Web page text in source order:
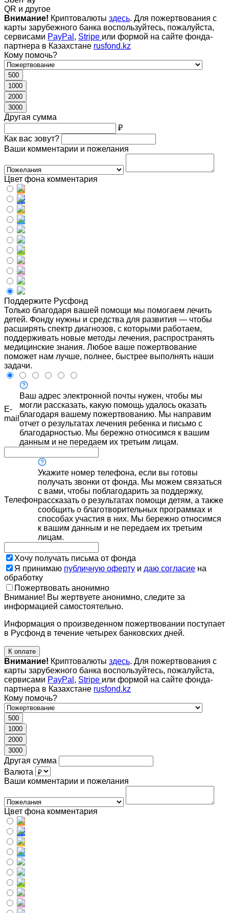
QR и другое
Внимание! Криптовалюты здесь. Для пожертвования с
карты зарубежного банка воспользуйтесь, пожалуйста,
сервисами PayPal , Stripe или формой на сайте фонда-
партнера в Казахстане rusfond.kz
Кому помочь?
500
1000
2000
3000
Другая сумма
₽
Как вас зовут?
Ваши комментарии и пожелания
Цвет фона комментария
Поддержите Русфонд
Только благодаря вашей помощи мы помогаем лечить
детей. Фонду нужны и средства для развития — чтобы
расширять спектр диагнозов, с которыми работаем,
поддерживать новые методы лечения, распространять
медицинские знания. Любое ваше пожертвование
поможет нам лучше, полнее, быстрее выполнять наши
задачи.
E-
mail
Ваш адрес электронной почты нужен, чтобы мы
могли рассказать, какую помощь удалось оказать
благодаря вашему пожертвованию. Мы направим
отчет о результатах лечения ребенка и письмо с
благодарностью. Мы бережно относимся к вашим
данным и не передаем их третьим лицам.
Телефон
Укажите номер телефона, если вы готовы
получать звонки от фонда. Мы можем связаться
с вами, чтобы поблагодарить за поддержку,
рассказать о результатах помощи детям, а также
сообщить о благотворительных программах и
способах участия в них. Мы бережно относимся
к вашим данным и не передаем их третьим
лицам.
Хочу получать письма от фонда
Я принимаю публичную оферту и даю согласие на
обработку
Пожертвовать анонимно
Внимание! Вы жертвуете анонимно, следите за
информацией самостоятельно.
Информация о произведенном пожертвовании поступает
в Русфонд в течение четырех банковских дней.
К оплате
Внимание! Криптовалюты здесь. Для пожертвования с
карты зарубежного банка воспользуйтесь, пожалуйста,
сервисами PayPal , Stripe или формой на сайте фонда-
партнера в Казахстане rusfond.kz
Кому помочь?
500
1000
2000
3000
Другая сумма
Валюта
Ваши комментарии и пожелания
Цвет фона комментария